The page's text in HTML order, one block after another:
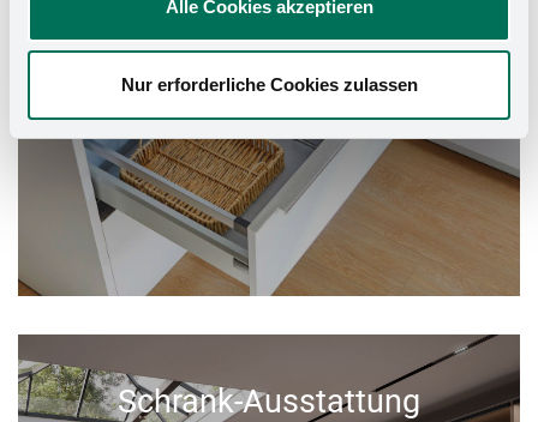
Alle Cookies akzeptieren
Nur erforderliche Cookies zulassen
Schrank-Ausstattung